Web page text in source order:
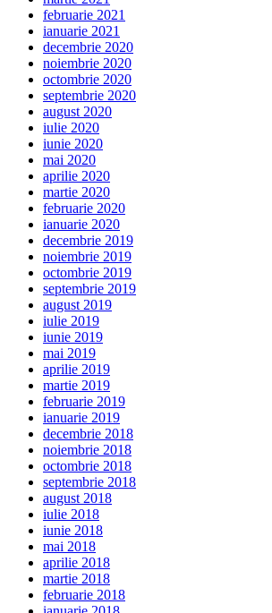
februarie 2021
ianuarie 2021
decembrie 2020
noiembrie 2020
octombrie 2020
septembrie 2020
august 2020
iulie 2020
iunie 2020
mai 2020
aprilie 2020
martie 2020
februarie 2020
ianuarie 2020
decembrie 2019
noiembrie 2019
octombrie 2019
septembrie 2019
august 2019
iulie 2019
iunie 2019
mai 2019
aprilie 2019
martie 2019
februarie 2019
ianuarie 2019
decembrie 2018
noiembrie 2018
octombrie 2018
septembrie 2018
august 2018
iulie 2018
iunie 2018
mai 2018
aprilie 2018
martie 2018
februarie 2018